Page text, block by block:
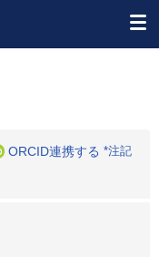
ORCID連携する *注記